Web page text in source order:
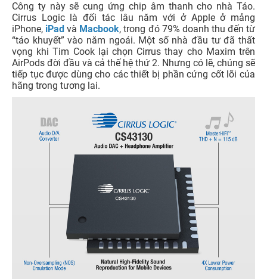
Công ty này sẽ cung ứng chip âm thanh cho nhà Táo.
Cirrus Logic là đối tác lâu năm với ở Apple ở mảng
iPhone, iPadvà Macbook, trong đó 79% doanh thu đến từ
“táo khuyết” vào năm ngoái. Một số nhà đầu tư đã thất
vọng khi Tim Cook lại chọn Cirrus thay cho Maxim trên
AirPods đời đầu và cả thế hệ thứ 2. Nhưng có lẽ, chúng sẽ
tiếp tục được dùng cho các thiết bị phần cứng cốt lõi của
hãng trong tương lai.